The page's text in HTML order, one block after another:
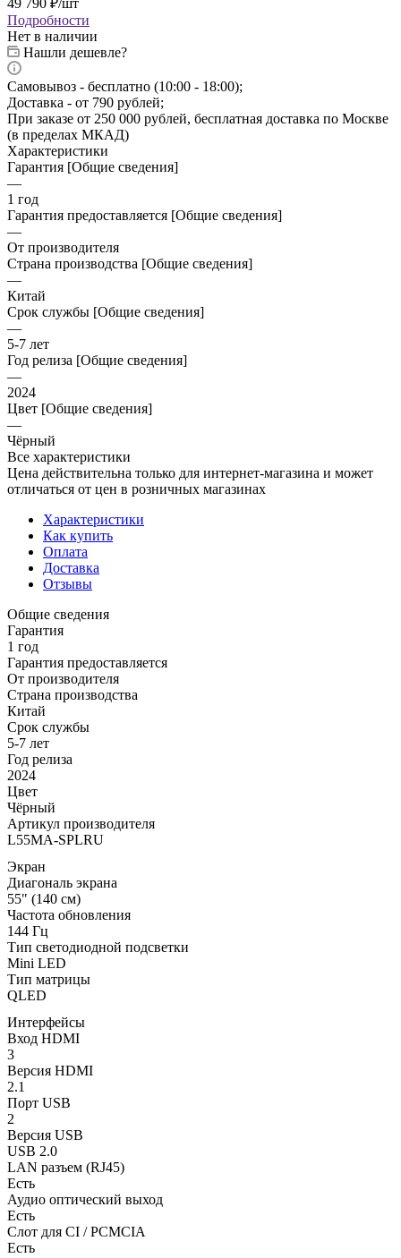
Подробности
Нет в наличии
Нашли дешевле?
Самовывоз - бесплатно (10:00 - 18:00);
Доставка - от 790 рублей;
При заказе от 250 000 рублей, бесплатная доставка по Москве
(в пределах МКАД)
Характеристики
Гарантия [Общие сведения]
—
1 год
Гарантия предоставляется [Общие сведения]
—
От производителя
Страна производства [Общие сведения]
—
Китай
Срок службы [Общие сведения]
—
5-7 лет
Год релиза [Общие сведения]
—
2024
Цвет [Общие сведения]
—
Чёрный
Все характеристики
Цена действительна только для интернет-магазина и может
отличаться от цен в розничных магазинах
Характеристики
Как купить
Оплата
Доставка
Отзывы
Общие сведения
Гарантия
1 год
Гарантия предоставляется
От производителя
Страна производства
Китай
Срок службы
5-7 лет
Год релиза
2024
Цвет
Чёрный
Артикул производителя
L55MA-SPLRU
Экран
Диагональ экрана
55" (140 см)
Частота обновления
144 Гц
Тип светодиодной подсветки
Mini LED
Тип матрицы
QLED
Интерфейсы
Вход HDMI
3
Версия HDMI
2.1
Порт USB
2
Версия USB
USB 2.0
LAN разъем (RJ45)
Есть
Аудио оптический выход
Есть
Слот для CI / PCMCIA
Есть